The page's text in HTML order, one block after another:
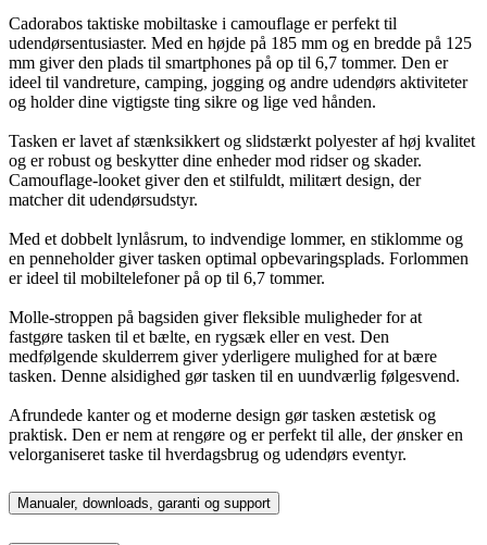
Cadorabos taktiske mobiltaske i camouflage er perfekt til
udendørsentusiaster. Med en højde på 185 mm og en bredde på 125
mm giver den plads til smartphones på op til 6,7 tommer. Den er
ideel til vandreture, camping, jogging og andre udendørs aktiviteter
og holder dine vigtigste ting sikre og lige ved hånden.
Tasken er lavet af stænksikkert og slidstærkt polyester af høj kvalitet
og er robust og beskytter dine enheder mod ridser og skader.
Camouflage-looket giver den et stilfuldt, militært design, der
matcher dit udendørsudstyr.
Med et dobbelt lynlåsrum, to indvendige lommer, en stiklomme og
en penneholder giver tasken optimal opbevaringsplads. Forlommen
er ideel til mobiltelefoner på op til 6,7 tommer.
Molle-stroppen på bagsiden giver fleksible muligheder for at
fastgøre tasken til et bælte, en rygsæk eller en vest. Den
medfølgende skulderrem giver yderligere mulighed for at bære
tasken. Denne alsidighed gør tasken til en uundværlig følgesvend.
Afrundede kanter og et moderne design gør tasken æstetisk og
praktisk. Den er nem at rengøre og er perfekt til alle, der ønsker en
velorganiseret taske til hverdagsbrug og udendørs eventyr.
Manualer, downloads, garanti og support